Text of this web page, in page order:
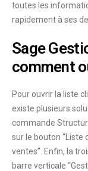
toutes les
rapidement à ses
Sage
comment
Pour ouvrir la liste
existe plusieurs
commande
sur le bouton “Liste
ventes”. Enfin, la
barre verticale